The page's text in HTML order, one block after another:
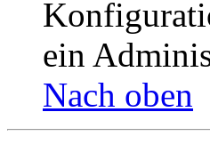
ein
Nach oben